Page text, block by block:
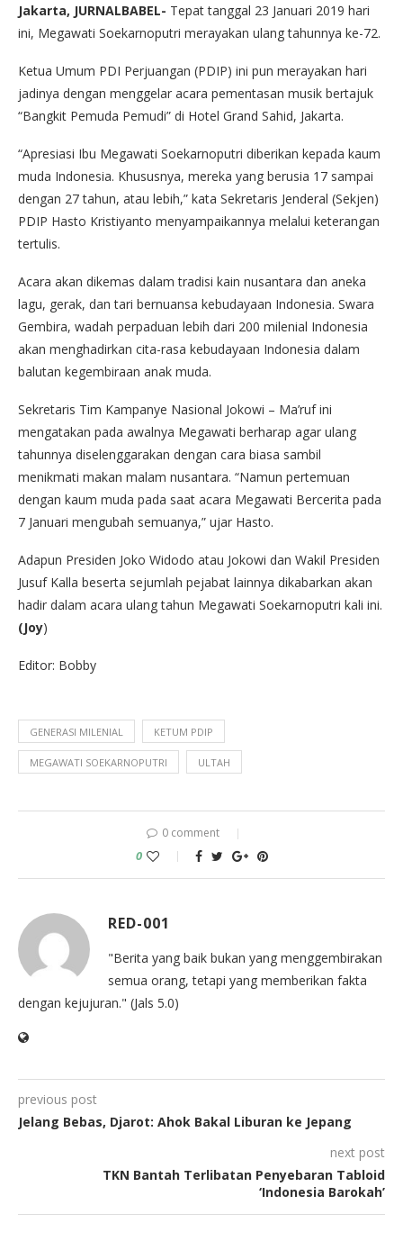
Jakarta, JURNALBABEL- Tepat tanggal 23 Januari 2019 hari
ini, Megawati Soekarnoputri merayakan ulang tahunnya ke-72.
Ketua Umum PDI Perjuangan (PDIP) ini pun merayakan hari
jadinya dengan menggelar acara pementasan musik bertajuk
“Bangkit Pemuda Pemudi” di Hotel Grand Sahid, Jakarta.
“Apresiasi Ibu Megawati Soekarnoputri diberikan kepada kaum
muda Indonesia. Khususnya, mereka yang berusia 17 sampai
dengan 27 tahun, atau lebih,” kata Sekretaris Jenderal (Sekjen)
PDIP Hasto Kristiyanto menyampaikannya melalui keterangan
tertulis.
Acara akan dikemas dalam tradisi kain nusantara dan aneka
lagu, gerak, dan tari bernuansa kebudayaan Indonesia. Swara
Gembira, wadah perpaduan lebih dari 200 milenial Indonesia
akan menghadirkan cita-rasa kebudayaan Indonesia dalam
balutan kegembiraan anak muda.
Sekretaris Tim Kampanye Nasional Jokowi – Ma’ruf ini
mengatakan pada awalnya Megawati berharap agar ulang
tahunnya diselenggarakan dengan cara biasa sambil
menikmati makan malam nusantara. “Namun pertemuan
dengan kaum muda pada saat acara Megawati Bercerita pada
7 Januari mengubah semuanya,” ujar Hasto.
Adapun Presiden Joko Widodo atau Jokowi dan Wakil Presiden
Jusuf Kalla beserta sejumlah pejabat lainnya dikabarkan akan
hadir dalam acara ulang tahun Megawati Soekarnoputri kali ini.
(Joy)
Editor: Bobby
GENERASI MILENIAL KETUM PDIP
MEGAWATI SOEKARNOPUTRI ULTAH
0 comment
0
RED-001
"Berita yang baik bukan yang menggembirakan
semua orang, tetapi yang memberikan fakta
dengan kejujuran." (Jals 5.0)
previous post
Jelang Bebas, Djarot: Ahok Bakal Liburan ke Jepang
next post
TKN Bantah Terlibatan Penyebaran Tabloid
‘Indonesia Barokah’